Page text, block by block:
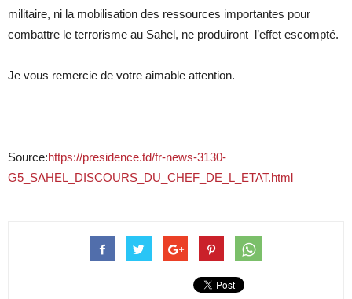
militaire, ni la mobilisation des ressources importantes pour
combattre le terrorisme au Sahel, ne produiront l’effet escompté.
Je vous remercie de votre aimable attention.
Source:https://presidence.td/fr-news-3130-
G5_SAHEL_DISCOURS_DU_CHEF_DE_L_ETAT.html